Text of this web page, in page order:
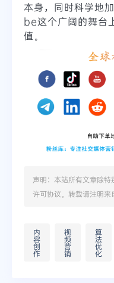
本身，同时科学地
be这个广阔的舞台
值。
声明：本站所有文章除特
许可协议。转载请注明来
内
容
创
作
视
频
营
销
算
法
优
化